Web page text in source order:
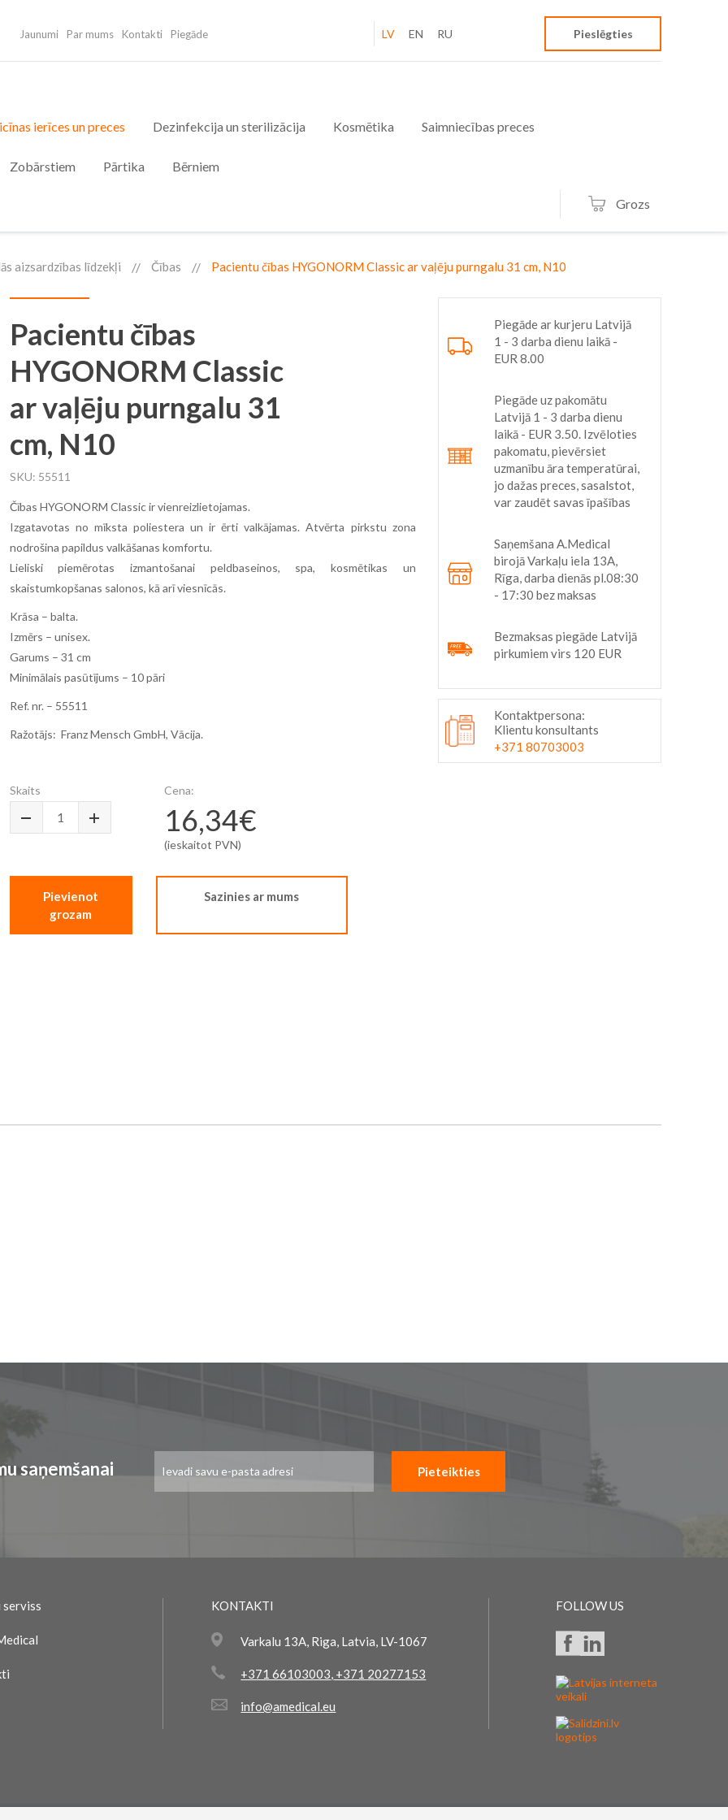
Jaunumi Par mums Kontakti Piegāde LV EN RU Pieslēgties
ierīces un preces Dezinfekcija un sterilizācija Kosmētika Saimniecības preces
Zobārstiem Pārtika Bērniem
Grozs
aizsardzības līdzekļi Čības Pacientu čības HYGONORM Classic ar vaļēju purngalu 31 cm, N10
Pacientu čības
HYGONORM Classic
ar vaļēju purngalu 31
cm, N10
SKU 55511
Čības HYGONORM Classic ir vienreizlietojamas.
Izgatavotas no mīksta poliestera un ir ērti valkājamas. Atvērta pirkstu zona
nodrošina papildus valkāšanas komfortu.
Lieliski piemērotas izmantošanai peldbaseinos, spa, kosmētikas un
skaistumkopšanas salonos, kā arī viesnīcās.
Krāsa – balta.
Izmērs – unisex.
Garums – 31 cm
Minimālais pasūtījums – 10 pāri
Ref. nr. – 55511
Ražotājs: Franz Mensch GmbH, Vācija.
Piegāde ar kurjeru Latvijā
1 - 3 darba dienu laikā -
EUR 8.00
Piegāde uz pakomātu
Latvijā 1 - 3 darba dienu
laikā - EUR 3.50. Izvēloties
pakomatu, pievērsiet
uzmanību āra temperatūrai,
jo dažas preces, sasalstot,
var zaudēt savas īpašības
Saņemšana A.Medical
birojā Varkaļu iela 13A,
Rīga, darba dienās pl.08:30
- 17:30 bez maksas
Bezmaksas piegāde Latvijā
pirkumiem virs 120 EUR
Kontaktpersona:
Klientu konsultants
+371 80703003
Skaits Cena:
16,34€
(ieskaitot PVN)
Pievienot
grozam
Sazinies ar mums
saņemšanai
jaunumu
Pieteikties
serviss KONTAKTI
Varkalu 13A, Riga, Latvia, LV-1067
+371 66103003, +371 20277153
info@amedical.eu
FOLLOW US